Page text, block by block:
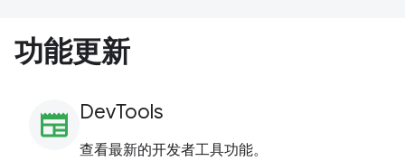
功能更新
newspaper DevTools
查看最新的开发者工具功能。